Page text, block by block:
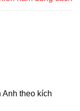
theo kích